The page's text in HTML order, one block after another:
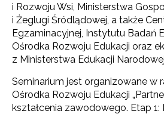
i Rozwoju Wsi, Ministerstwa
i Żeglugi Śródlądowej, a także
Egzaminacyjnej, Instytutu Badań
Ośrodka Rozwoju Edukacji oraz
z Ministerstwa Edukacji
Seminarium jest organizowane w
Ośrodka Rozwoju Edukacji
kształcenia zawodowego. Etap